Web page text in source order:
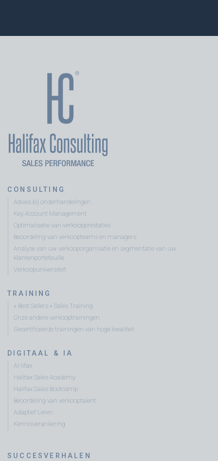
CONSULTING
Advies bij onderhandelingen
Key Account Management
Optimalisatie van verkoopprestaties
Beoordeling van verkoopteams en managers
Analyse van uw verkooporganisatie en segmentatie van uw
klantenportefeuille
Verkoopuniversiteit
TRAINING
« Best Sellers » Sales Training
Onze andere verkooptrainingen
Gecertificeerde trainingen van hoge kwaliteit
DIGITAAL & IA
AI-lifax
Halifax Sales Academy
Halifax Sales Bootcamp
Beoordeling van verkooptalent
Adaptief Leren
Kennisverankering
SUCCESVERHALEN